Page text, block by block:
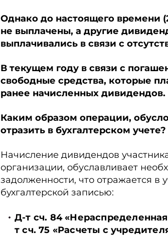
Однако до настоящего времени
не выплачены, а другие
выплачивались в связи с
В текущем году в связи с
свободные средства, которые
ранее начисленных дивидендов.
Каким образом операции,
отразить в бухгалтерском учете?
Начисление дивидендов
организации, обуслав­ливает
задолженности, что отражается в
бухгалтерской записью:
Д-т сч. 84
т сч. 75 «Расчеты с